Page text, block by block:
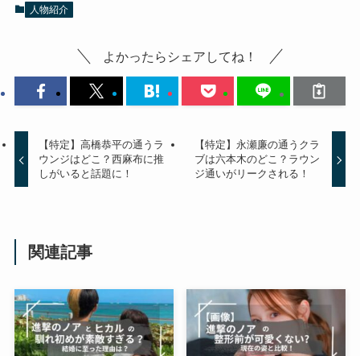
人物紹介
よかったらシェアしてね！
【特定】高橋恭平の通うラ
ウンジはどこ？西麻布に推
しがいると話題に！
【特定】永瀬廉の通うクラ
ブは六本木のどこ？ラウン
ジ通いがリークされる！
関連記事